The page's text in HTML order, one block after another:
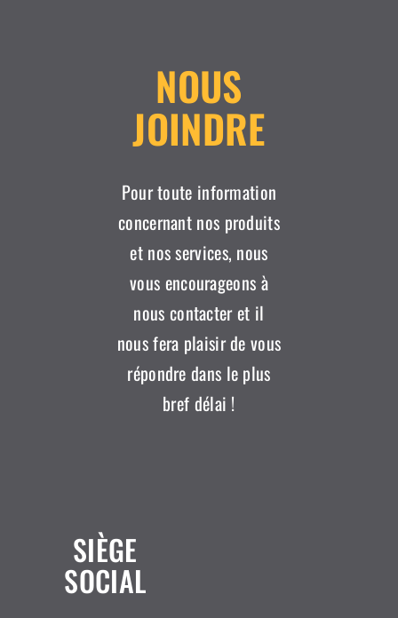
NOUS
JOINDRE
Pour toute information
concernant nos produits
et nos services, nous
vous encourageons à
nous contacter et il
nous fera plaisir de vous
répondre dans le plus
bref délai !
SIÈGE
SOCIAL